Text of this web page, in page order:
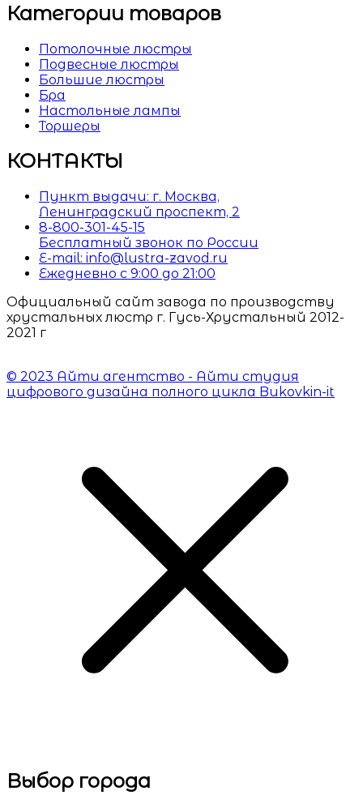
Категории товаров
Потолочные люстры
Подвесные люстры
Большие люстры
Бра
Настольные лампы
Торшеры
КОНТАКТЫ
Пункт выдачи: г. Москва,
Ленинградский проспект, 2
8-800-301-45-15
Бесплатный звонок по России
E-mail: info@lustra-zavod.ru
Ежедневно с 9:00 до 21:00
Официальный сайт завода по производству
хрустальных люстр г. Гусь-Хрустальный 2012-
2021 г
© 2023 Айти агентство - Айти студия
цифрового дизайна полного цикла Bukovkin-it
Выбор города